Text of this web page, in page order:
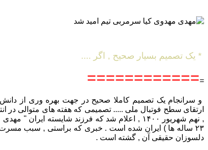
* یک تصمیم بسیار صحیح , اگر ....
=
============
و سرانجام یک تصمیم کاملا صحیح در جهت بهره وری از دانش
ارتقای سطح فوتبال ملی ..... تصمیمی که هفته های متوالی در
, نهم شهریور ۱۴۰۰ , اعلام شد که فرزند شایسته
۲۳ ساله ها ) ایران شده است . خبری که براستی , سبب
دلسوزان حقیقی آن , گشته است .